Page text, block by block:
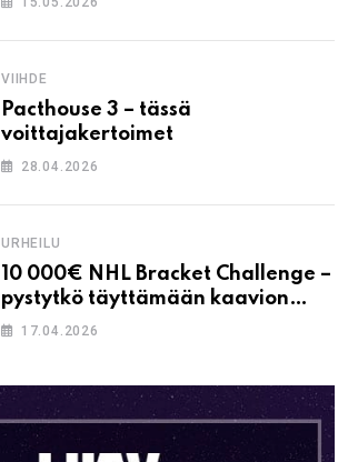
VIIHDE
Pacthouse 3 – tässä
voittajakertoimet
28.04.2026
URHEILU
10 000€ NHL Bracket Challenge –
pystytkö täyttämään kaavion
oikein?
17.04.2026